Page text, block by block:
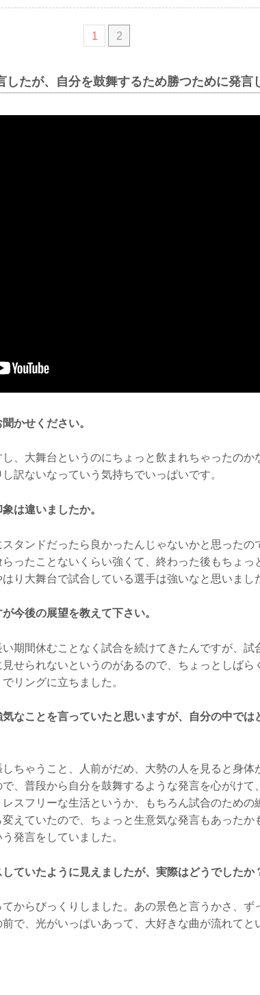
1 2
たが、自分を鼓舞するため勝つために発言
かせください。
、大舞台というのにちょっと飲まれちゃったのか
訳ないなっていう気持ちでいっぱいです。
は違いましたか。
タンドだったら良かったんじゃないかと思ったの
ったことないくらい強くて、終わった後もちょっ
り大舞台で試合している選手は強いなと思いまし
今後の展望を教えて下さい。
期間休むことなく試合を続けてきたんですが、試
せられないというのがあるので、ちょっとしばら
リングに立ちました。
なことを言っていたと思いますが、自分の中では
ちゃうこと、人前がだめ、大勢の人を見ると身体
、普段から自分を鼓舞するような発言を心がけて
スフリーな生活というか、もちろん試合のための
えていたので、ちょっと生意気な発言もあったか
発言をしていました。
ていたように見えましたが、実際はどうでしたか
からびっくりしました。あの景色と言うかさ、ず
で、光がいっぱいあって、大好きな曲が流れてと